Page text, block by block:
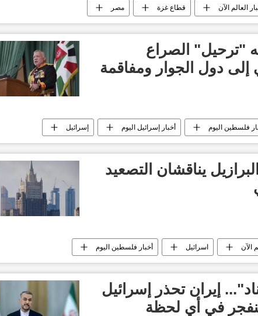
العالم الآن قطاع غزة مصر
أخبار إسرائيل اليوم
"ترحيل" الصراع
إلى دول الجوار ومفاقمة
فلسطين اليوم أخبار إسرائيل اليوم إسرائيل
العالم الآن العالم العربي
يناقشان التصعيد
الآن اسرائيل أخبار فلسطين اليوم
إيران تحذر إسرائيل
في أي لحظة